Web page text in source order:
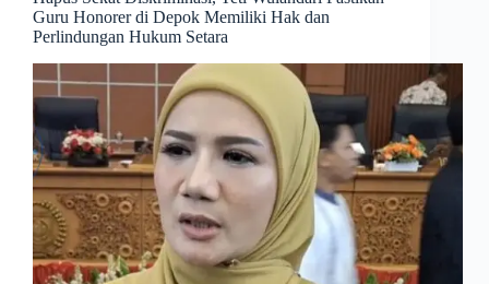
Guru Honorer di Depok Memiliki Hak dan
Perlindungan Hukum Setara